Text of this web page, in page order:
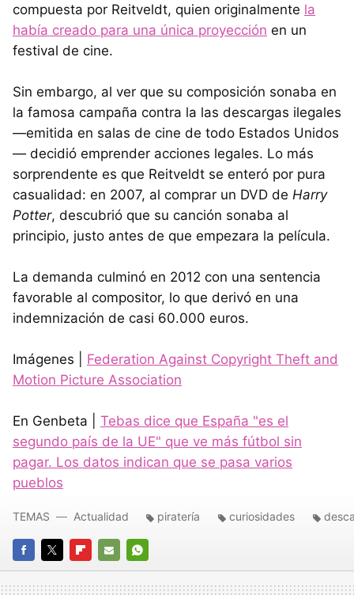
compuesta por Reitveldt, quien originalmente la
había creado para una única proyección en un
festival de cine.
Sin embargo, al ver que su composición sonaba en
la famosa campaña contra la las descargas ilegales
—emitida en salas de cine de todo Estados Unidos
— decidió emprender acciones legales. Lo más
sorprendente es que Reitveldt se enteró por pura
casualidad: en 2007, al comprar un DVD de Harry
Potter, descubrió que su canción sonaba al
principio, justo antes de que empezara la película.
La demanda culminó en 2012 con una sentencia
favorable al compositor, lo que derivó en una
indemnización de casi 60.000 euros.
Imágenes | Federation Against Copyright Theft and
Motion Picture Association
En Genbeta | Tebas dice que España "es el
segundo país de la UE" que ve más fútbol sin
pagar. Los datos indican que se pasa varios
pueblos
FACEBOOK
TWITTERFLIPBOARD
E-
WHATSAPP
TEMAS Actualidad piratería curiosidades